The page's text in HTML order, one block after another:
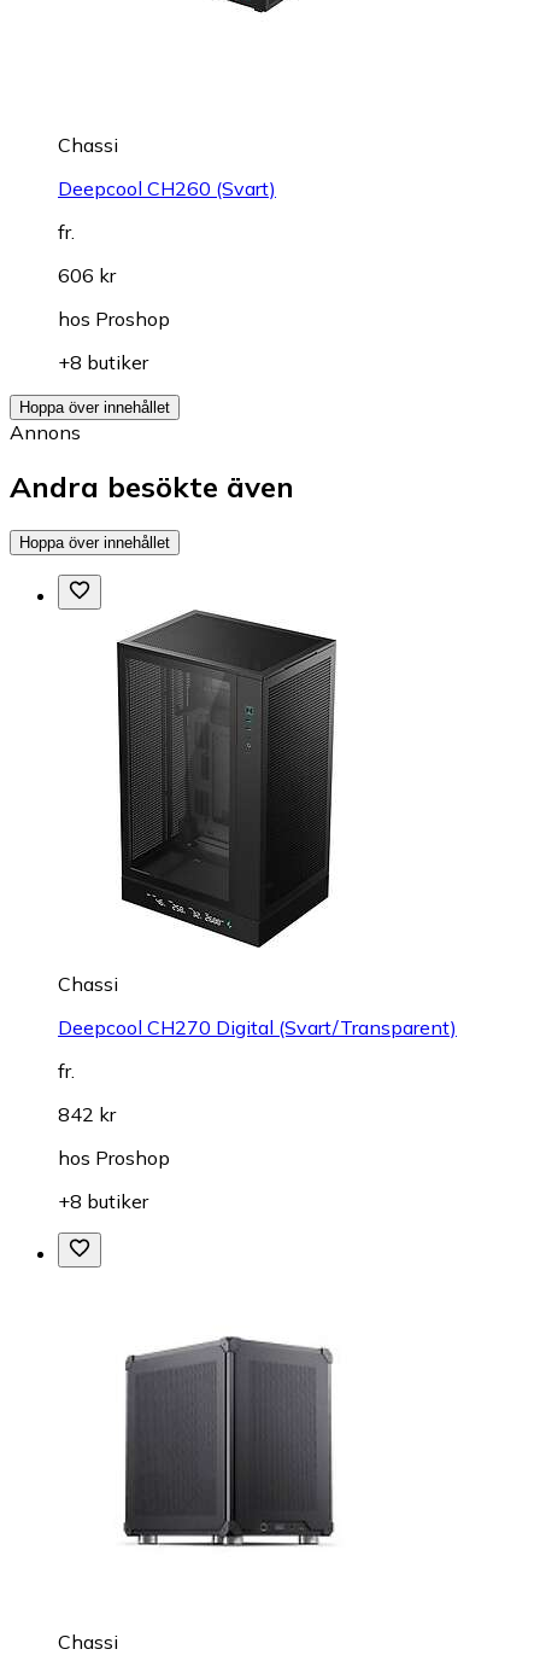
Chassi
Deepcool CH260 (Svart)
fr.
606 kr
hos Proshop
+8 butiker
Hoppa över innehållet
Annons
Andra besökte även
Hoppa över innehållet
Chassi
Deepcool CH270 Digital (Svart/Transparent)
fr.
842 kr
hos Proshop
+8 butiker
Chassi